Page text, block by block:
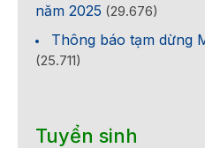
năm 2025 (29.676)
Thông báo tạm dừng
(25.711)
Tuyển sinh